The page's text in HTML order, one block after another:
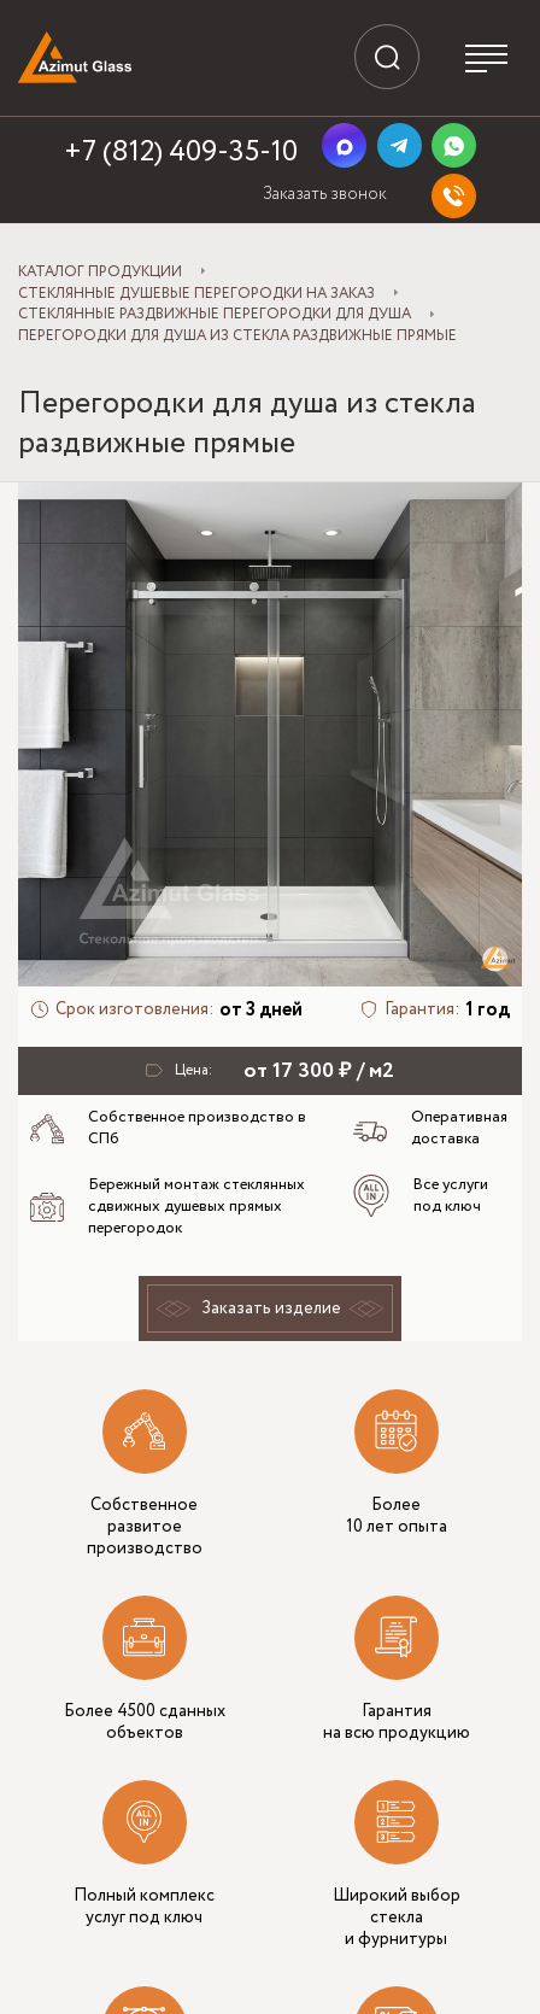
+7 (812) 409-35-10
Заказать звонок
КАТАЛОГ ПРОДУКЦИИ
СТЕКЛЯННЫЕ ДУШЕВЫЕ ПЕРЕГОРОДКИ НА ЗАКАЗ
СТЕКЛЯННЫЕ РАЗДВИЖНЫЕ ПЕРЕГОРОДКИ ДЛЯ ДУША
ПЕРЕГОРОДКИ ДЛЯ ДУША ИЗ СТЕКЛА РАЗДВИЖНЫЕ ПРЯМЫЕ
Перегородки для душа из стекла
раздвижные прямые
Срок изготовления: от 3 дней Гарантия: 1 год
Цена: от 17 300 ₽ / м2
Собственное производство в
СПб
Оперативная
доставка
Бережный монтаж стеклянных
сдвижных душевых прямых
перегородок
Все услуги
под ключ
Заказать изделие
Собственное
развитое
производство
Более
10 лет опыта
Более 4500 сданных
объектов
Гарантия
на всю продукцию
Полный комплекс
услуг под ключ
Широкий выбор
стекла
и фурнитуры